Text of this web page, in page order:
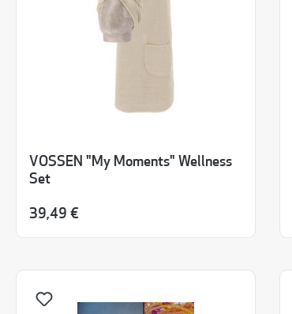
VOSSEN "My Moments" Wellness
Set
39,49 €